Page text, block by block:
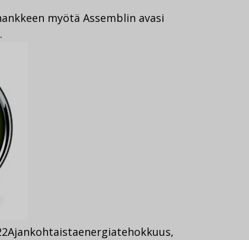
myötä Assemblin avasi
Ajankohtaistaenergiatehokkuus,